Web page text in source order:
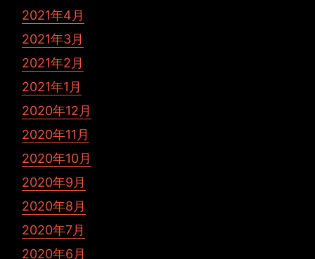
2021年4月
2021年3月
2021年2月
2021年1月
2020年12月
2020年11月
2020年10月
2020年9月
2020年8月
2020年7月
2020年6月